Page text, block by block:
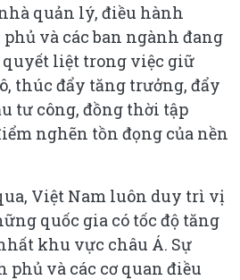
quản lý, điều hành
và các ban ngành đang
liệt trong việc giữ
thúc đẩy tăng trưởng, đẩy
tư công, đồng thời tập
nghẽn tồn đọng của nền
Việt Nam luôn duy trì vị
quốc gia có tốc độ tăng
khu vực châu Á. Sự
và các cơ quan điều